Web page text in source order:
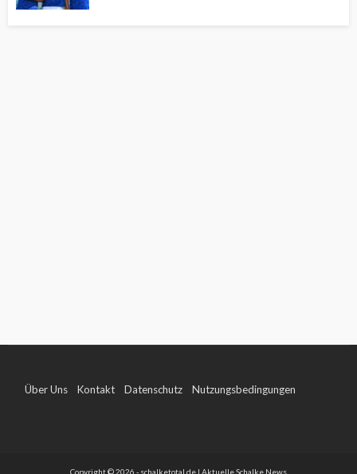
Über Uns Kontakt Datenschutz Nutzungsbedingungen
Copyright © 2026 - schalketotal.de | Aktuelle Schalke News